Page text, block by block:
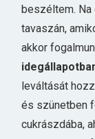
beszéltem. Na
tavaszán,
akkor
leváltását
és szünetben
cukrászdába,